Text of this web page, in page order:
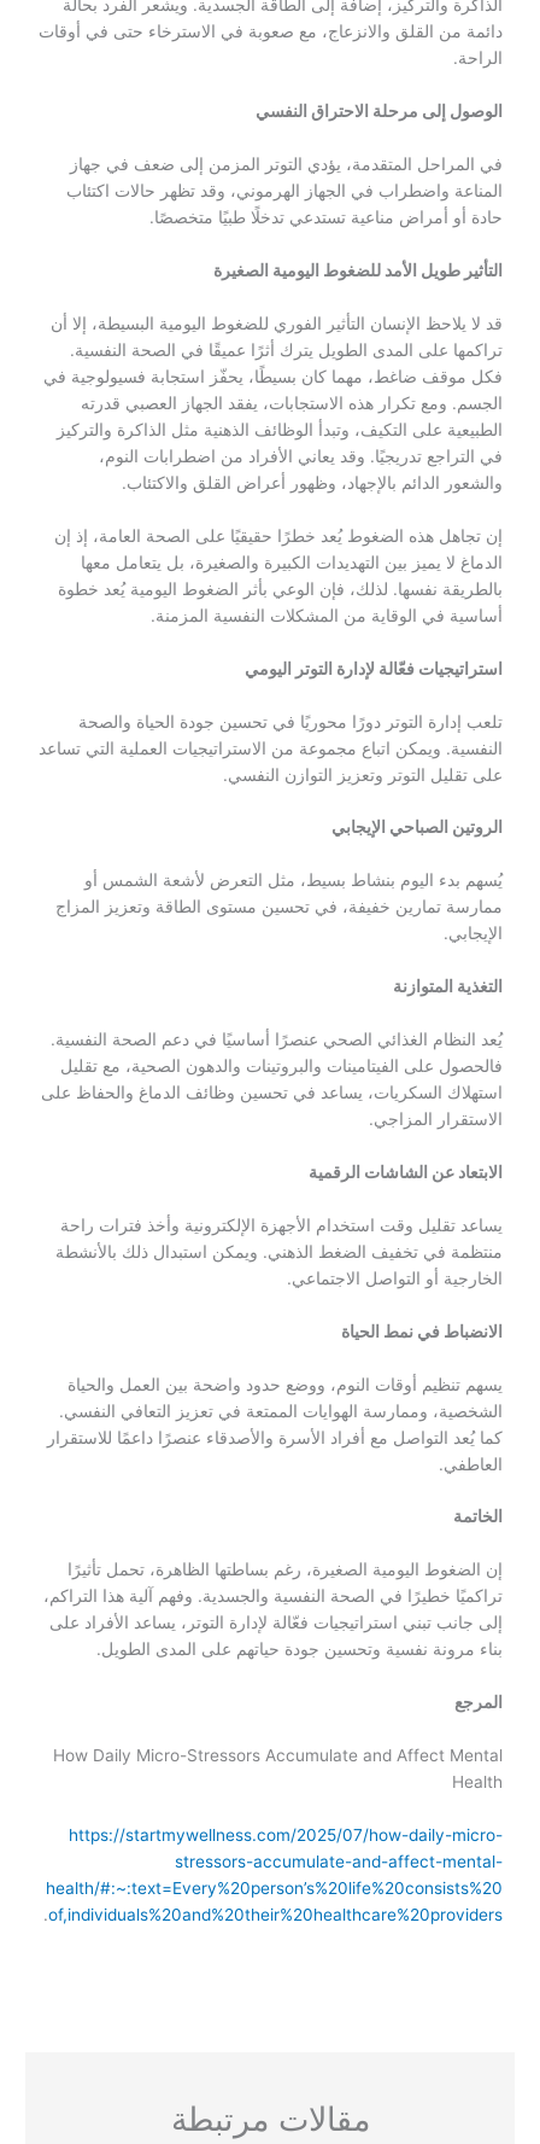
الذاكرة والتركيز، إضافة إلى الطاقة الجسدية. ويشعر الفرد بحالة
دائمة من القلق والانزعاج، مع صعوبة في الاسترخاء حتى في أوقات
الراحة.
الوصول إلى مرحلة الاحتراق النفسي
في المراحل المتقدمة، يؤدي التوتر المزمن إلى ضعف في جهاز
المناعة واضطراب في الجهاز الهرموني، وقد تظهر حالات اكتئاب
حادة أو أمراض مناعية تستدعي تدخلًا طبيًا متخصصًا.
التأثير طويل الأمد للضغوط اليومية الصغيرة
قد لا يلاحظ الإنسان التأثير الفوري للضغوط اليومية البسيطة، إلا أن
تراكمها على المدى الطويل يترك أثرًا عميقًا في الصحة النفسية.
فكل موقف ضاغط، مهما كان بسيطًا، يحفّز استجابة فسيولوجية في
الجسم. ومع تكرار هذه الاستجابات، يفقد الجهاز العصبي قدرته
الطبيعية على التكيف، وتبدأ الوظائف الذهنية مثل الذاكرة والتركيز
في التراجع تدريجيًا. وقد يعاني الأفراد من اضطرابات النوم،
والشعور الدائم بالإجهاد، وظهور أعراض القلق والاكتئاب.
إن تجاهل هذه الضغوط يُعد خطرًا حقيقيًا على الصحة العامة، إذ إن
الدماغ لا يميز بين التهديدات الكبيرة والصغيرة، بل يتعامل معها
بالطريقة نفسها. لذلك، فإن الوعي بأثر الضغوط اليومية يُعد خطوة
أساسية في الوقاية من المشكلات النفسية المزمنة.
استراتيجيات فعّالة لإدارة التوتر اليومي
تلعب إدارة التوتر دورًا محوريًا في تحسين جودة الحياة والصحة
النفسية. ويمكن اتباع مجموعة من الاستراتيجيات العملية التي تساعد
على تقليل التوتر وتعزيز التوازن النفسي.
الروتين الصباحي الإيجابي
يُسهم بدء اليوم بنشاط بسيط، مثل التعرض لأشعة الشمس أو
ممارسة تمارين خفيفة، في تحسين مستوى الطاقة وتعزيز المزاج
الإيجابي.
التغذية المتوازنة
يُعد النظام الغذائي الصحي عنصرًا أساسيًا في دعم الصحة النفسية.
فالحصول على الفيتامينات والبروتينات والدهون الصحية، مع تقليل
استهلاك السكريات، يساعد في تحسين وظائف الدماغ والحفاظ على
الاستقرار المزاجي.
الابتعاد عن الشاشات الرقمية
يساعد تقليل وقت استخدام الأجهزة الإلكترونية وأخذ فترات راحة
منتظمة في تخفيف الضغط الذهني. ويمكن استبدال ذلك بالأنشطة
الخارجية أو التواصل الاجتماعي.
الانضباط في نمط الحياة
يسهم تنظيم أوقات النوم، ووضع حدود واضحة بين العمل والحياة
الشخصية، وممارسة الهوايات الممتعة في تعزيز التعافي النفسي.
كما يُعد التواصل مع أفراد الأسرة والأصدقاء عنصرًا داعمًا للاستقرار
العاطفي.
الخاتمة
إن الضغوط اليومية الصغيرة، رغم بساطتها الظاهرة، تحمل تأثيرًا
تراكميًا خطيرًا في الصحة النفسية والجسدية. وفهم آلية هذا التراكم،
إلى جانب تبني استراتيجيات فعّالة لإدارة التوتر، يساعد الأفراد على
بناء مرونة نفسية وتحسين جودة حياتهم على المدى الطويل.
المرجع
How Daily Micro-Stressors Accumulate and Affect Mental
Health
https://startmywellness.com/2025/07/how-daily-micro-
stressors-accumulate-and-affect-mental-
health/#:~:text=Every%20person’s%20life%20consists%20
of,individuals%20and%20their%20healthcare%20providers
.
مقالات مرتبطة